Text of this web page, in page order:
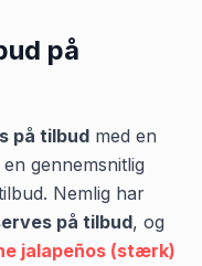
på
på tilbud med en
gennemsnitlig
Nemlig har
på tilbud, og
jalapeños (stærk)